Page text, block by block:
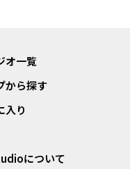
オ一覧
から探す
入り
について